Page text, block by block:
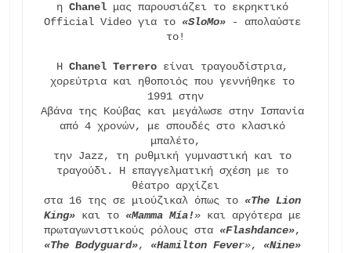
η Chanel μας παρουσιάζει το εκρηκτικό
Official Video για το «SloMo» - απολαύστε
το!
H Chanel Terrero είναι τραγουδίστρια,
χορεύτρια και ηθοποιός που γεννήθηκε το
1991 στην
Αβάνα της Κούβας και μεγάλωσε στην Ισπανία
από 4 χρονών, με σπουδές στο κλασικό
μπαλέτο,
την Jazz, τη ρυθμική γυμναστική και το
τραγούδι. Η επαγγελματική σχέση με το
θέατρο αρχίζει
στα 16 της σε μιούζικαλ όπως το «The Lion
King» και το «Mamma Mía!» και αργότερα με
πρωταγωνιστικούς ρόλους στα «Flashdance»
«The Bodyguard», «Hamilton Fever», «Nine»